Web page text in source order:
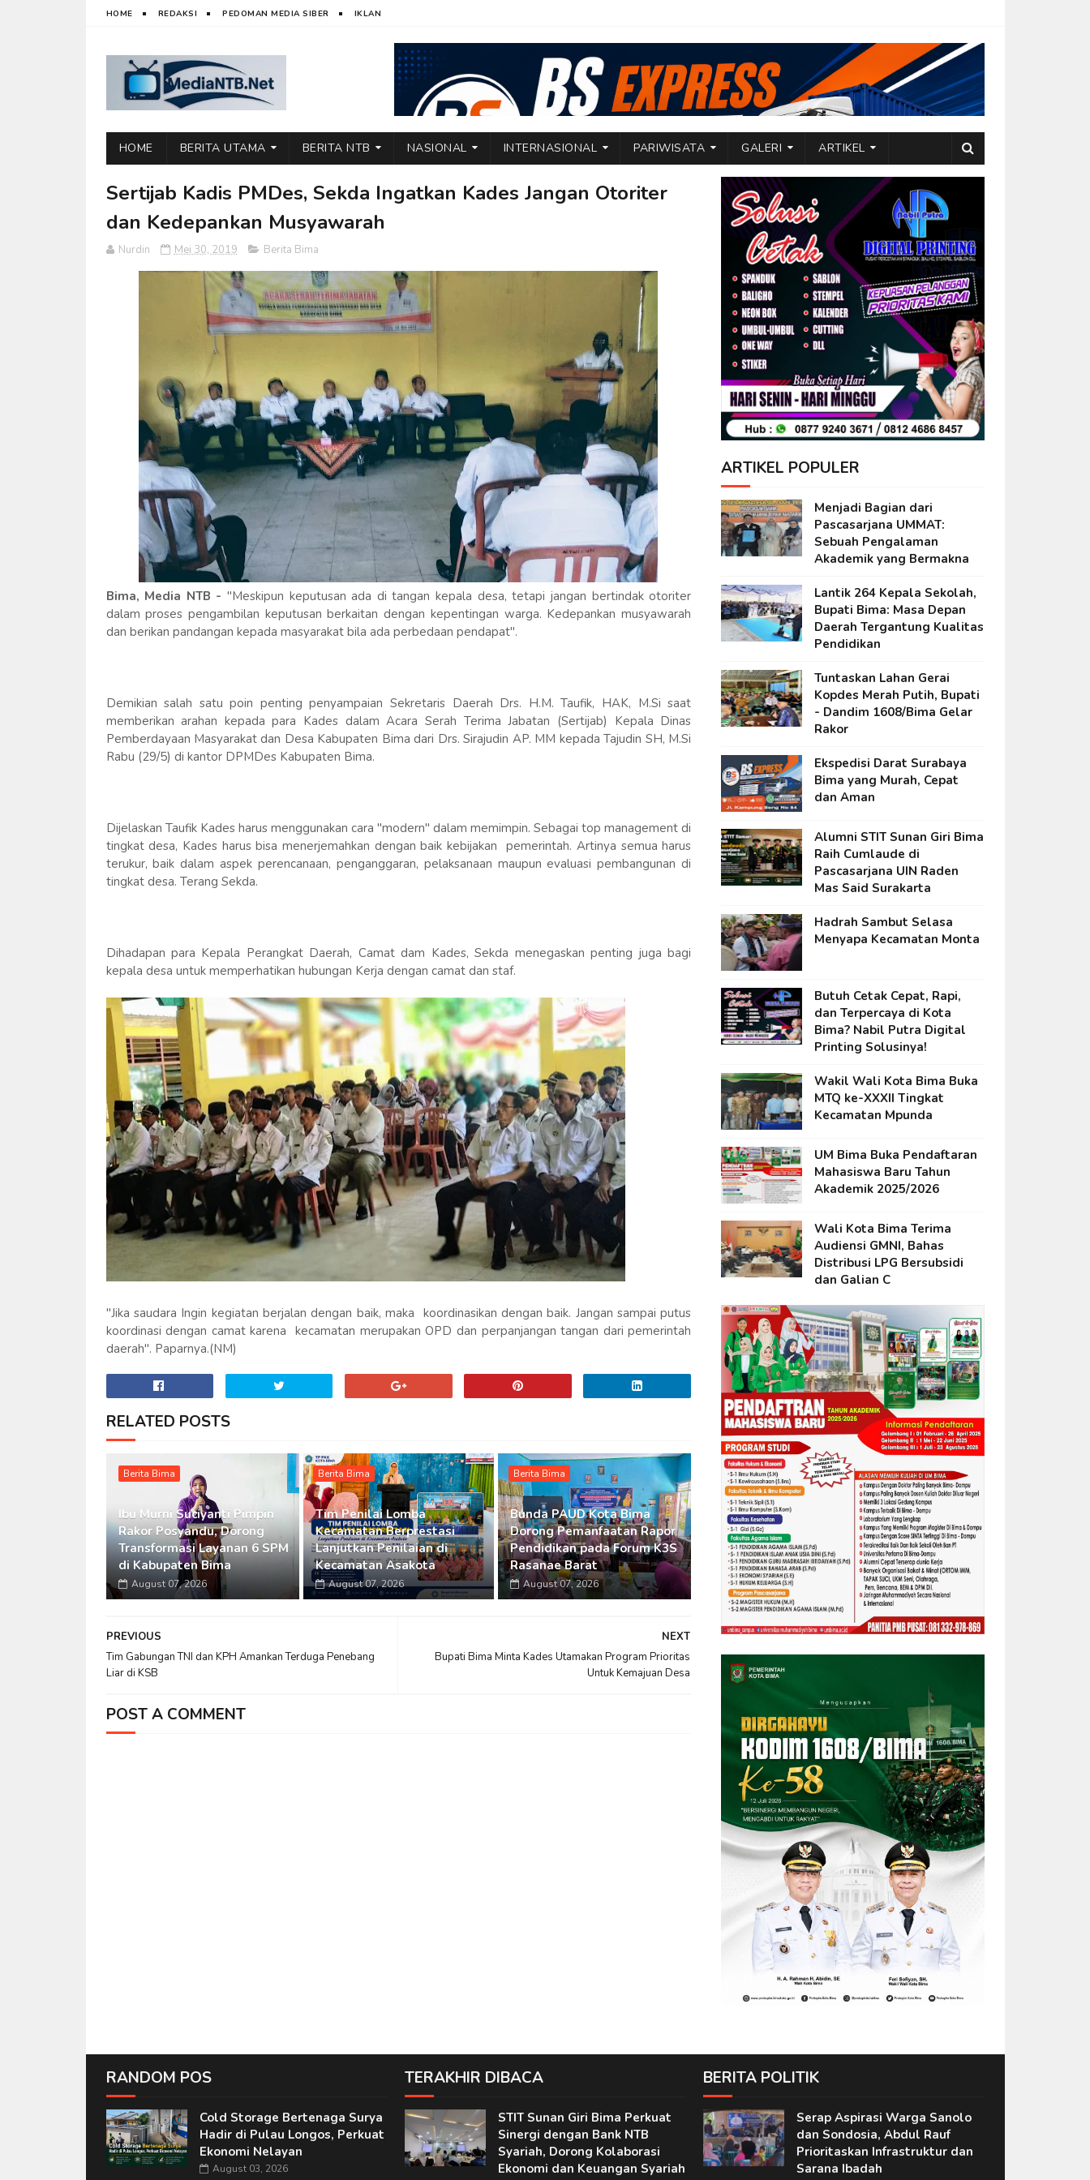
HOME REDAKSI PEDOMAN MEDIA SIBER IKLAN
HOME BERITA UTAMA BERITA NTB NASIONAL INTERNASIONAL PARIWISATA GALERI ARTIKEL
Sertijab Kadis PMDes, Sekda Ingatkan Kades Jangan Otoriter
dan Kedepankan Musyawarah
Nurdin Mei 30, 2019 Berita Bima
Bima, Media NTB - "Meskipun keputusan ada di tangan kepala desa, tetapi jangan bertindak otoriter
dalam proses pengambilan keputusan berkaitan dengan kepentingan warga. Kedepankan musyawarah
dan berikan pandangan kepada masyarakat bila ada perbedaan pendapat".
Demikian salah satu poin penting penyampaian Sekretaris Daerah Drs. H.M. Taufik, HAK, M.Si saat
memberikan arahan kepada para Kades dalam Acara Serah Terima Jabatan (Sertijab) Kepala Dinas
Pemberdayaan Masyarakat dan Desa Kabupaten Bima dari Drs. Sirajudin AP. MM kepada Tajudin SH, M.Si
Rabu (29/5) di kantor DPMDes Kabupaten Bima.
Dijelaskan Taufik Kades harus menggunakan cara "modern" dalam memimpin. Sebagai top management di
tingkat desa, Kades harus bisa menerjemahkan dengan baik kebijakan pemerintah. Artinya semua harus
terukur, baik dalam aspek perencanaan, penganggaran, pelaksanaan maupun evaluasi pembangunan di
tingkat desa. Terang Sekda.
Dihadapan para Kepala Perangkat Daerah, Camat dam Kades, Sekda menegaskan penting juga bagi
kepala desa untuk memperhatikan hubungan Kerja dengan camat dan staf.
"Jika saudara Ingin kegiatan berjalan dengan baik, maka koordinasikan dengan baik. Jangan sampai putus
koordinasi dengan camat karena kecamatan merupakan OPD dan perpanjangan tangan dari pemerintah
daerah". Paparnya.(NM)
RELATED POSTS
Berita Bima
Ibu Murni Suciyanti Pimpin
Rakor Posyandu, Dorong
Transformasi Layanan 6 SPM
di Kabupaten Bima
August 07, 2026
Berita Bima
Tim Penilai Lomba
Kecamatan Berprestasi
Lanjutkan Penilaian di
Kecamatan Asakota
August 07, 2026
Berita Bima
Bunda PAUD Kota Bima
Dorong Pemanfaatan Rapor
Pendidikan pada Forum K3S
Rasanae Barat
August 07, 2026
NEXT
Bupati Bima Minta Kades Utamakan Program Prioritas
Untuk Kemajuan Desa
PREVIOUS
Tim Gabungan TNI dan KPH Amankan Terduga Penebang
Liar di KSB
POST A COMMENT
ARTIKEL POPULER
Menjadi Bagian dari
Pascasarjana UMMAT:
Sebuah Pengalaman
Akademik yang Bermakna
Lantik 264 Kepala Sekolah,
Bupati Bima: Masa Depan
Daerah Tergantung Kualitas
Pendidikan
Tuntaskan Lahan Gerai
Kopdes Merah Putih, Bupati
- Dandim 1608/Bima Gelar
Rakor
Ekspedisi Darat Surabaya
Bima yang Murah, Cepat
dan Aman
Alumni STIT Sunan Giri Bima
Raih Cumlaude di
Pascasarjana UIN Raden
Mas Said Surakarta
Hadrah Sambut Selasa
Menyapa Kecamatan Monta
Butuh Cetak Cepat, Rapi,
dan Terpercaya di Kota
Bima? Nabil Putra Digital
Printing Solusinya!
Wakil Wali Kota Bima Buka
MTQ ke-XXXII Tingkat
Kecamatan Mpunda
UM Bima Buka Pendaftaran
Mahasiswa Baru Tahun
Akademik 2025/2026
Wali Kota Bima Terima
Audiensi GMNI, Bahas
Distribusi LPG Bersubsidi
dan Galian C
RANDOM POS
Cold Storage Bertenaga Surya
Hadir di Pulau Longos, Perkuat
Ekonomi Nelayan
August 03, 2026
TERAKHIR DIBACA
STIT Sunan Giri Bima Perkuat
Sinergi dengan Bank NTB
Syariah, Dorong Kolaborasi
Ekonomi dan Keuangan Syariah
BERITA POLITIK
Serap Aspirasi Warga Sanolo
dan Sondosia, Abdul Rauf
Prioritaskan Infrastruktur dan
Sarana Ibadah